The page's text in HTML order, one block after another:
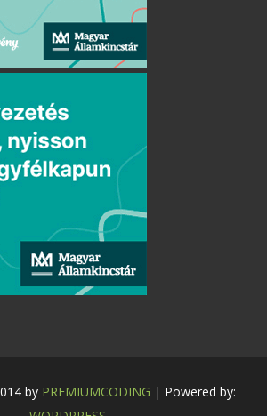
by PREMIUMCODING | Powered by: